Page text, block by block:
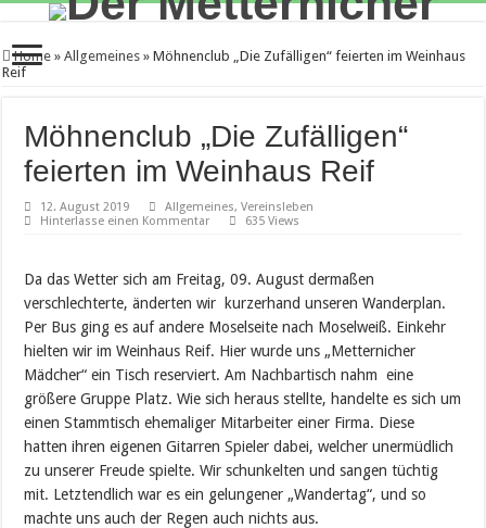
Home » Allgemeines » Möhnenclub „Die Zufälligen“ feierten im Weinhaus
Reif
Möhnenclub „Die Zufälligen“
feierten im Weinhaus Reif
12. August 2019 Allgemeines,Vereinsleben
Hinterlasse einen Kommentar
635 Views
Da das Wetter sich am Freitag, 09. August dermaßen
verschlechterte, änderten wir kurzerhand unseren Wanderplan.
Per Bus ging es auf andere Moselseite nach Moselweiß. Einkehr
hielten wir im Weinhaus Reif. Hier wurde uns „Metternicher
Mädcher“ ein Tisch reserviert. Am Nachbartisch nahm eine
größere Gruppe Platz. Wie sich heraus stellte, handelte es sich um
einen Stammtisch ehemaliger Mitarbeiter einer Firma. Diese
hatten ihren eigenen Gitarren Spieler dabei, welcher unermüdlich
zu unserer Freude spielte. Wir schunkelten und sangen tüchtig
mit. Letztendlich war es ein gelungener „Wandertag“, und so
machte uns auch der Regen auch nichts aus.